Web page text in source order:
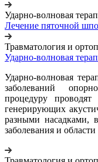
Ударно-волновая
Лечение пяточной
Травматология и
Ударно-волновая
Ударно-волновая
заболеваний
процедуру
генерирующих
разными насадками,
заболевания и